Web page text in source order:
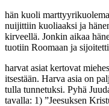
hän kuoli
nuijittiin kuoliaaksi ja
kirveellä. Jonkin aikaa
tuotiin Roomaan ja
harvat asiat kertovat
itsestään. Harva asia on
tulla tunnetuksi. Pyhä
tavalla: 1) ”Jeesuksen